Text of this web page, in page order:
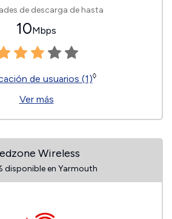
de descarga de hasta
10Mbps
de usuarios (1)◊
Ver más
Wireless
disponible en Yarmouth